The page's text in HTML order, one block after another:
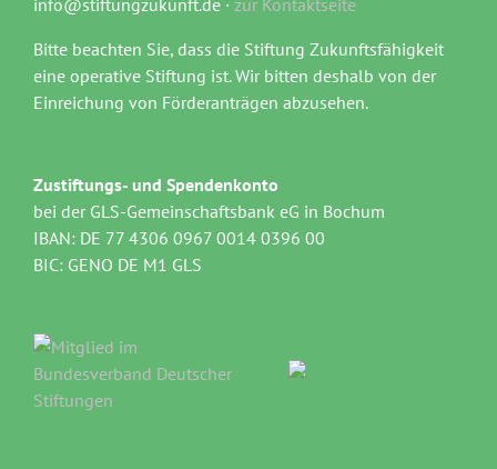
Bitte beachten Sie, dass die Stiftung Zukunftsfähigkeit
eine operative Stiftung ist. Wir bitten deshalb von der
Einreichung von Förderanträgen abzusehen.
Zustiftungs- und Spendenkonto
bei der GLS-Gemeinschaftsbank eG in Bochum
IBAN: DE 77 4306 0967 0014 0396 00
BIC: GENO DE M1 GLS